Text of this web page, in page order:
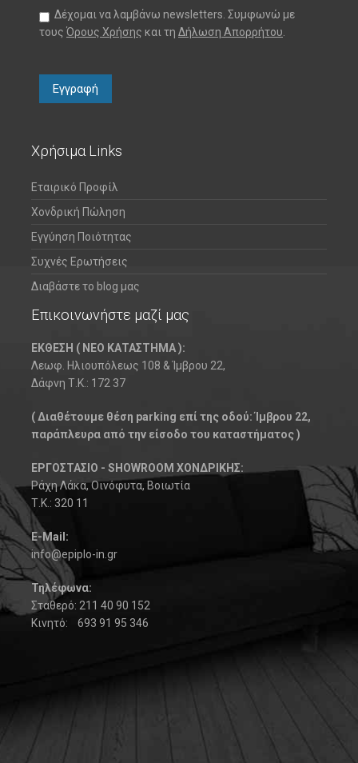
Δέχομαι να λαμβάνω newsletters. Συμφωνώ με
τους Όρους Χρήσης και τη Δήλωση Απορρήτου
Χρήσιμα Links
Εταιρικό Προφίλ
Χονδρική Πώληση
Εγγύηση Ποιότητας
Συχνές Ερωτήσεις
Διαβάστε το blog μας
Επικοινωνήστε μαζί μας
ΕΚΘΕΣΗ ( ΝΕΟ ΚΑΤΑΣΤΗΜΑ ):
Λεωφ. Ηλιουπόλεως 108 & Ίμβρου 22,
Δάφνη Τ.Κ.: 172 37
( Διαθέτουμε θέση parking επί της οδού: Ίμβρου 22,
παράπλευρα από την είσοδο του καταστήματος )
ΕΡΓΟΣΤΑΣΙΟ - SHOWROOM ΧΟΝΔΡΙΚΗΣ:
Ράχη Λάκα, Οινόφυτα, Βοιωτία
Τ.Κ.: 320 11
Ε-Mail:
info@epiplo-in.gr
Τηλέφωνα:
Σταθερό: 211 40 90 152
Κινητό: 693 91 95 346